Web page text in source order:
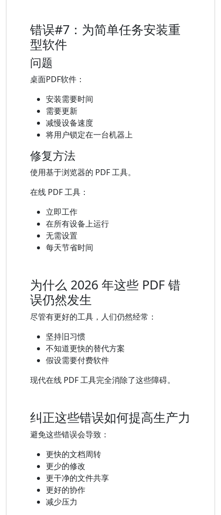
错误#7：为简单任务安装重
型软件
问题
桌面PDF软件：
安装需要时间
需要更新
减慢设备速度
将用户锁定在一台机器上
修复方法
使用基于浏览器的 PDF 工具。
在线 PDF 工具：
立即工作
在所有设备上运行
无需设置
每天节省时间
为什么 2026 年这些 PDF 错
误仍然发生
尽管有更好的工具，人们仍然经常：
坚持旧习​​惯
不知道更快的替代方案
假设需要付费软件
现代在线 PDF 工具完全消除了这些障碍。
纠正这些错误如何提高生产力
避免这些错误会导致：
更快的文档周转
更少的修改
更干净的文件共享
更好的协作
减少压力